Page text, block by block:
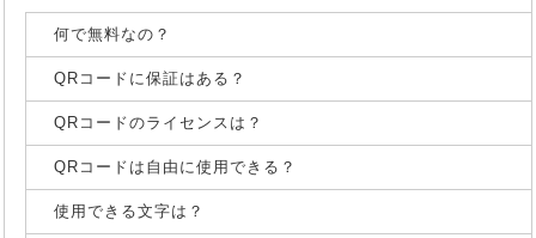
何で無料なの？
QRコードに保証はある？
QRコードのライセンスは？
QRコードは自由に使用できる？
使用できる文字は？